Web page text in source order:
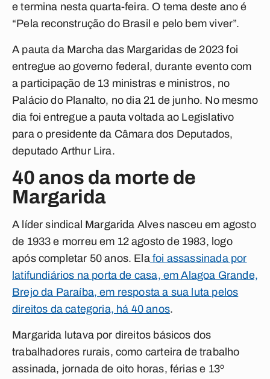
e termina nesta quarta-feira. O tema deste ano é
“Pela reconstrução do Brasil e pelo bem viver”.
A pauta da Marcha das Margaridas de 2023 foi
entregue ao governo federal, durante evento com
a participação de 13 ministras e ministros, no
Palácio do Planalto, no dia 21 de junho. No mesmo
dia foi entregue a pauta voltada ao Legislativo
para o presidente da Câmara dos Deputados,
deputado Arthur Lira.
40 anos da morte de
Margarida
A líder sindical Margarida Alves nasceu em agosto
de 1933 e morreu em 12 agosto de 1983, logo
após completar 50 anos. Elafoi assassinada por
latifundiários na porta de casa, em Alagoa Grande,
Brejo da Paraíba, em resposta a sua luta pelos
direitos da categoria, há 40 anos.
Margarida lutava por direitos básicos dos
trabalhadores rurais, como carteira de trabalho
assinada, jornada de oito horas, férias e 13º